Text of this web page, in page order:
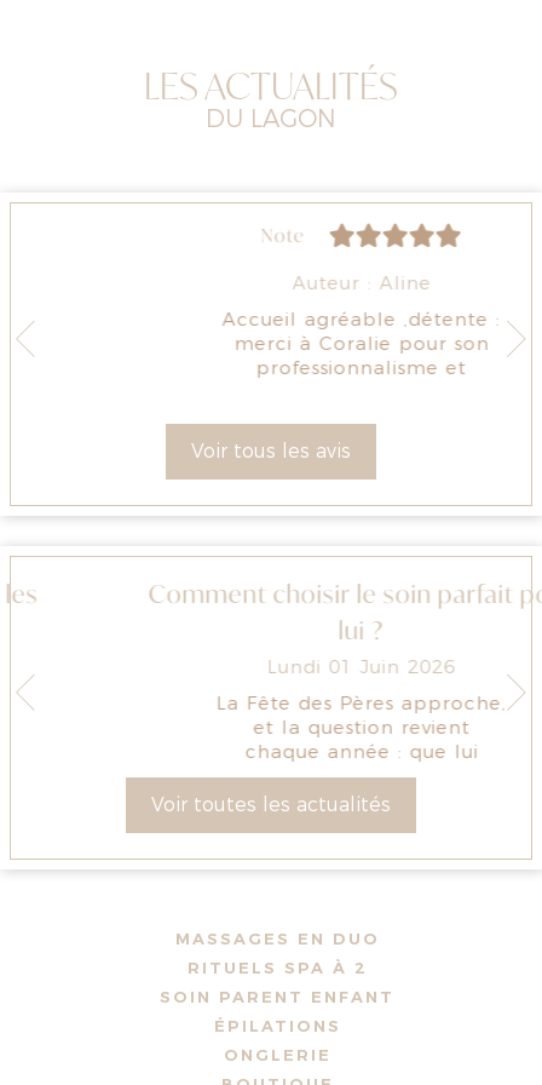
LES ACTUALITÉS
DU LAGON
Auteur : Aline
Accueil agréable ,détente :
merci à Coralie pour son
professionnalisme et
Voir tous les avis
Comment choisir le soin parfait pour
Lundi 01 Juin 2026
La Fête des Pères approche,
et la question revient
chaque année : que lui
offrir, vra...
Voir toutes les actualités
MASSAGES EN DUO
RITUELS SPA À 2
SOIN PARENT ENFANT
ÉPILATIONS
ONGLERIE